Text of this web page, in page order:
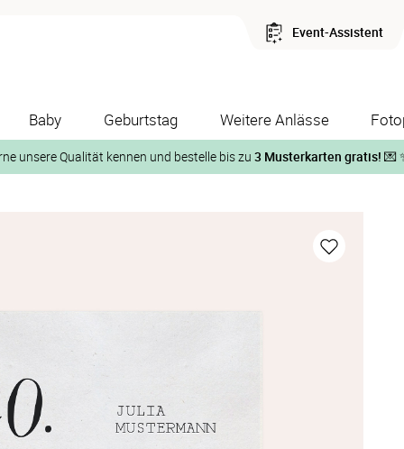
Event-Assistent
Baby Geburtstag Weitere Anlässe
unsere Qualität kennen und bestelle bis zu 3 Musterkarten gratis! 💌
auf der jeweiligen Produktseite und lasse Dir die Karten